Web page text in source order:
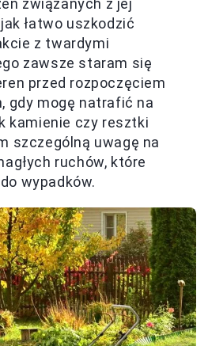
łatwo uszkodzić
z twardymi
zawsze staram się
przed rozpoczęciem
gdy mogę natrafić na
kamienie czy resztki
szczególną uwagę na
ruchów, które
wypadków.